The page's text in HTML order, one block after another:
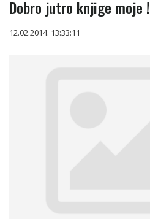
Dobro jutro knjige moje !
12.02.2014. 13:33:11